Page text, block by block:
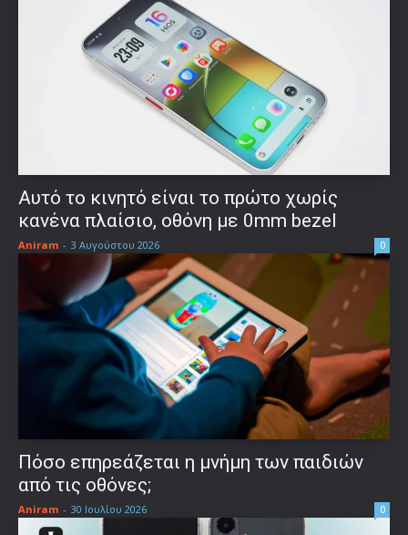
Αυτό το κινητό είναι το πρώτο χωρίς
κανένα πλαίσιο, οθόνη με 0mm bezel
Aniram - 3 Αυγούστου 2026 0
Πόσο επηρεάζεται η μνήμη των παιδιών
από τις οθόνες;
Aniram - 30 Ιουλίου 2026 0